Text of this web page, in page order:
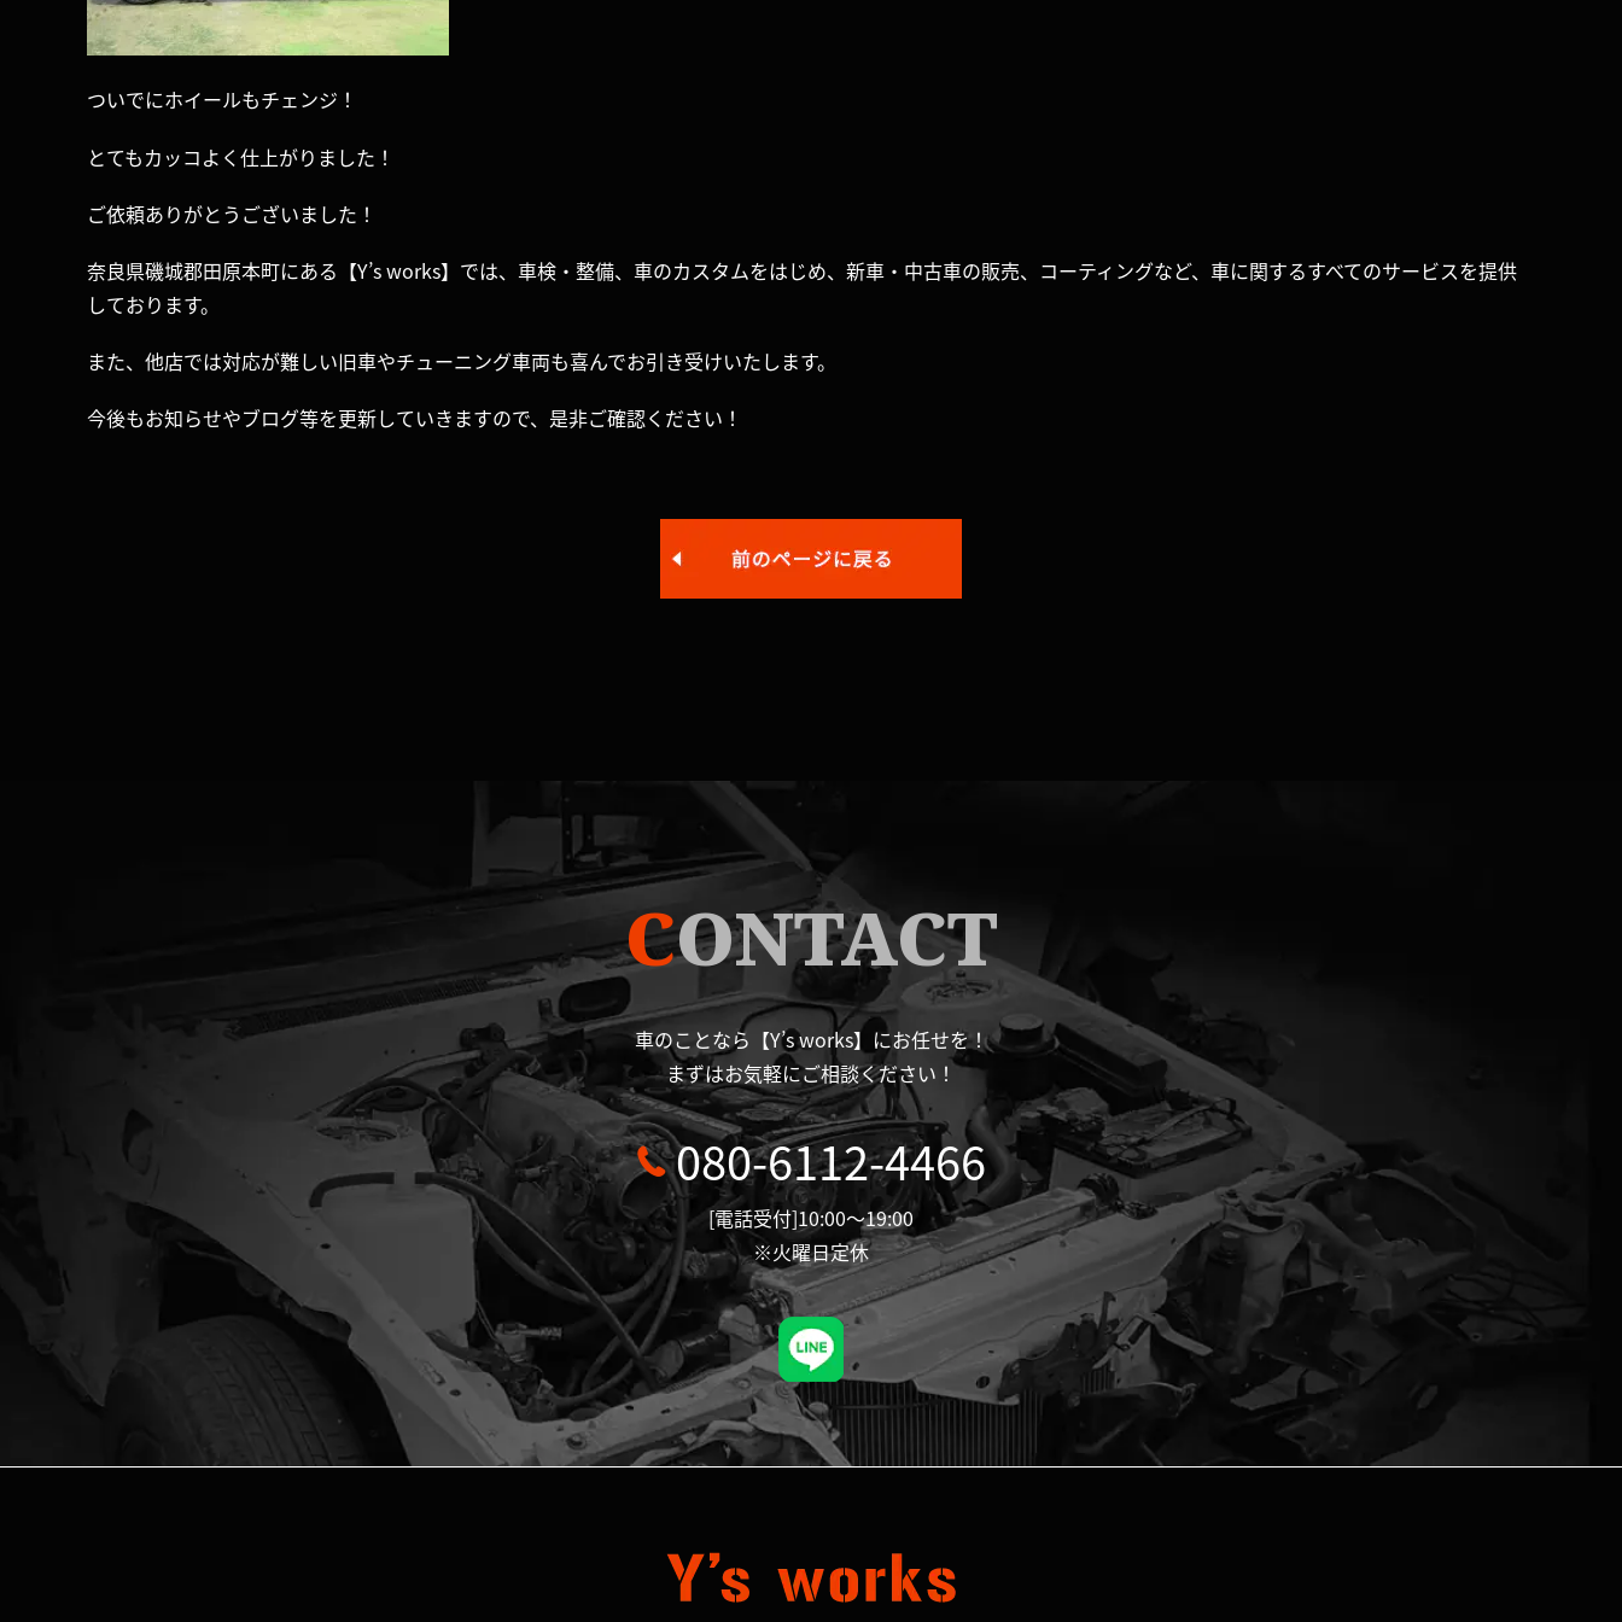
ついでにホイールもチェンジ！
とてもカッコよく仕上がりました！
ご依頼ありがとうございました！
奈良県磯城郡田原本町にある【Y’s works】では、車検・整備、車のカスタムをはじめ、新車・中古車の販売、コーティングなど、車に関するすべてのサービスを提供
しております。
また、他店では対応が難しい旧車やチューニング車両も喜んでお引き受けいたします。
今後もお知らせやブログ等を更新していきますので、是非ご確認ください！
CONTACT
車のことなら【Y’s works】にお任せを！
まずはお気軽にご相談ください！
080-6112-4466
[電話受付]10:00～19:00
※火曜日定休